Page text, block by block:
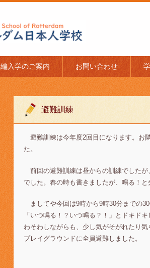
編入学のご案内 お問い合わせ
避難訓練
避難訓練は今年度2回目になります。お
た。
前回の避難訓練は昼からの訓練でしたが
でした。春の時も書きましたが、鳴る！
ましてや今回は9時から9時30分までの
「いつ鳴る！？いつ鳴る？！」とドキド
わそわしながらも、少し気がそがれたり
プレイグラウンドに全員避難しました。